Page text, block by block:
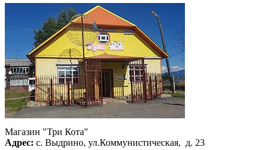
Магазин "Три Кота"
Адрес: с. Выдрино, ул.Коммунистическая, д. 23